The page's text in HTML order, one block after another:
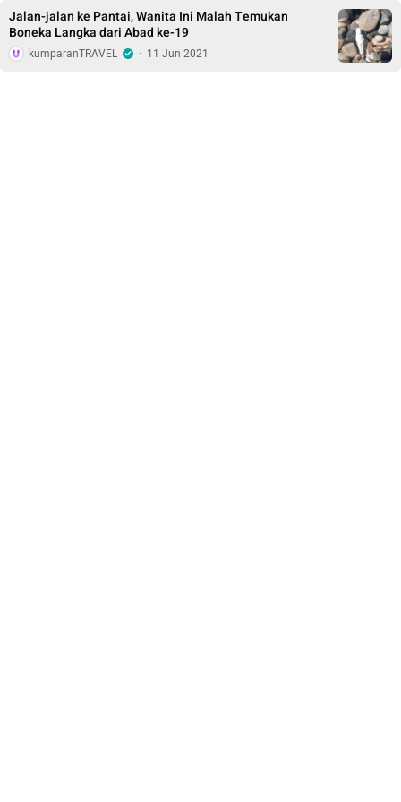
Jalan-jalan ke Pantai, Wanita Ini Malah Temukan
Boneka Langka dari Abad ke-19
kumparanTRAVEL · 11 Jun 2021